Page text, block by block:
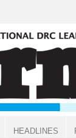
HEADLINES